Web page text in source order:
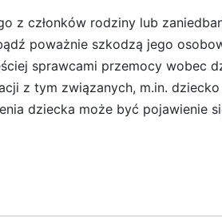
z członków rodziny lub
poważnie szkodzą jego
sprawcami przemocy wobec
z tym związanych, m.in.
dziecka może być pojawienie